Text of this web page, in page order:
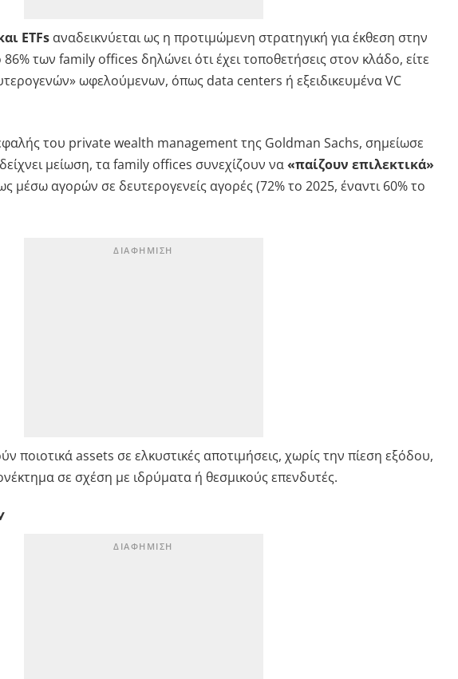
ETFsαναδεικνύεται ως η προτιμώμενη στρατηγική για έκθεση στην
86% των family offices δηλώνει ότι έχει τοποθετήσεις στον κλάδο, είτε
ωφελούμενων, όπως data centers ή εξειδικευμένα VC
του private wealth management της Goldman Sachs, σημείωσε
μείωση, τα family offices συνεχίζουν να«παίζουν επιλεκτικά»
μέσω αγορών σε δευτερογενείς αγορές (72% το 2025, έναντι 60% το
ποιοτικά assets σε ελκυστικές αποτιμήσεις, χωρίς την πίεση εξόδου,
σε σχέση με ιδρύματα ή θεσμικούς επενδυτές.